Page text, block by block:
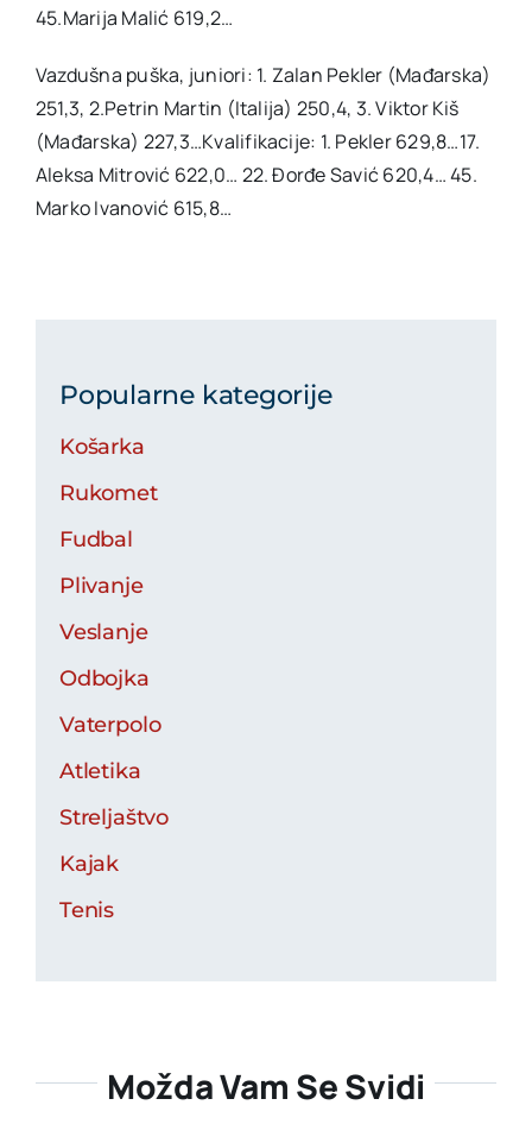
45.Marija Malić 619,2…
Vazdušna puška, juniori: 1. Zalan Pekler (Mađarska)
251,3, 2.Petrin Martin (Italija) 250,4, 3. Viktor Kiš
(Mađarska) 227,3…Kvalifikacije: 1. Pekler 629,8…17.
Aleksa Mitrović 622,0… 22. Đorđe Savić 620,4… 45.
Marko Ivanović 615,8…
Popularne kategorije
Košarka
Rukomet
Fudbal
Plivanje
Veslanje
Odbojka
Vaterpolo
Atletika
Streljaštvo
Kajak
Tenis
Možda Vam Se Svidi